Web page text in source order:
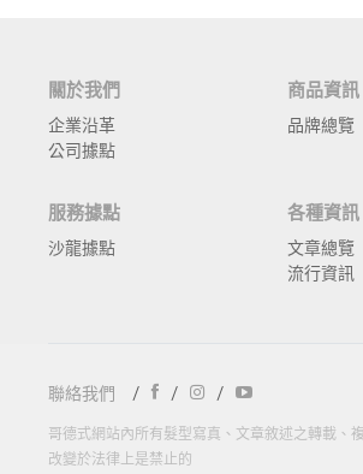
關於我們
企業沿革
公司據點
商品資訊
品牌總覽
服務據點
沙龍據點
各種資訊
文章總覽
流行資訊
聯絡我們 / / /
哥德式網站內所有髮型寫真、文章敘述之轉載、
改變於法律上是禁止的